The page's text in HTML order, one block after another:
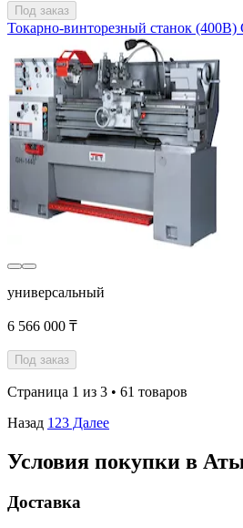
Под заказ
Токарно-винторезный станок
универсальный
6 566 000 ₸
Под заказ
Страница 1 из 3 • 61 товаров
Назад 1 23 Далее
Условия покупки в
Доставка